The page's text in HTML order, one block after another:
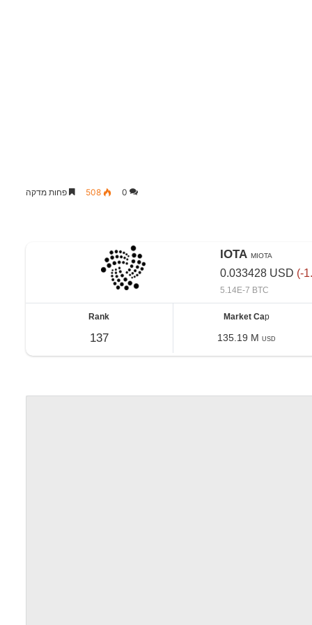
0
508 פחות מדקה
IOTA MIOTA
0.033428 USD (-
5.14E-7 BTC
Rank
137
Market Cap
135.19 M USD